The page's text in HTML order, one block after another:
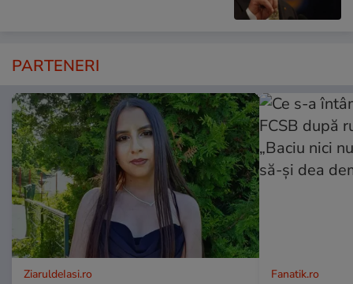
PARTENERI
ZiaruldeIasi.ro Fanatik.ro